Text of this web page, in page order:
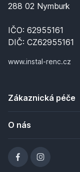
288 02 Nymburk
IČO: 62955161
DIČ: CZ62955161
www.instal-renc.cz
Zákaznická péče
O nás